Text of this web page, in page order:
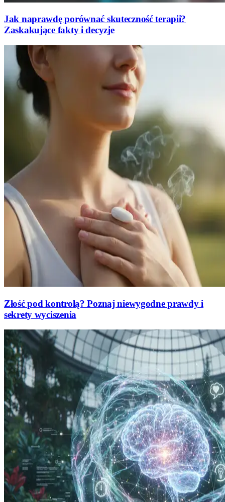
Jak naprawdę porównać skuteczność terapii?
Zaskakujące fakty i decyzje
Złość pod kontrolą? Poznaj niewygodne prawdy i
sekrety wyciszenia